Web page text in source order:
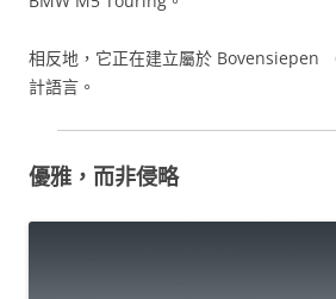
相反地，它正在建立屬於 Bovensiepen
計語言。
優雅，而非侵略